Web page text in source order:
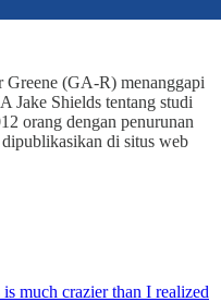
Greene (GA-R) menanggapi
Jake Shields tentang studi
orang dengan penurunan
di situs web
much crazier than I realized